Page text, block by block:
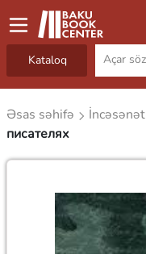
Kataloq
Əsas səhifə İncəsənət
писателях